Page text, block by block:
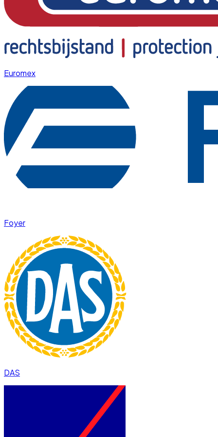
Euromex
Foyer
DAS